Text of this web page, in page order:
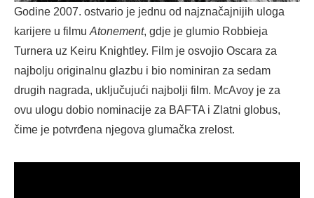
Godine 2007. ostvario je jednu od najznačajnijih uloga
karijere u filmuAtonement, gdje je glumio Robbieja
Turnera uz Keiru Knightley. Film je osvojio Oscara za
najbolju originalnu glazbu i bio nominiran za sedam
drugih nagrada, uključujući najbolji film. McAvoy je za
ovu ulogu dobio nominacije za BAFTA i Zlatni globus,
čime je potvrđena njegova glumačka zrelost.